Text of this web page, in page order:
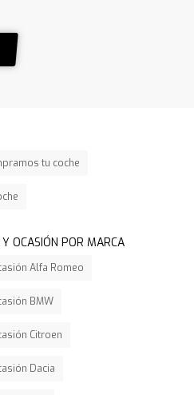
tu coche
OCASIÓN POR MARCA
Alfa Romeo
BMW
Citroen
Dacia